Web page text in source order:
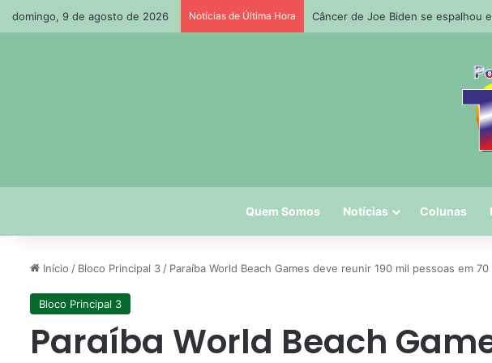
domingo, 9 de agosto de 2026 Notícias de Última Hora Prefeitura de João Pessoa avança
Quem Somos Notícias Colunas
Início / Bloco Principal 3 / Paraíba World Beach Games deve reunir 190 mil pessoas em
Bloco Principal 3
Paraíba World Beach